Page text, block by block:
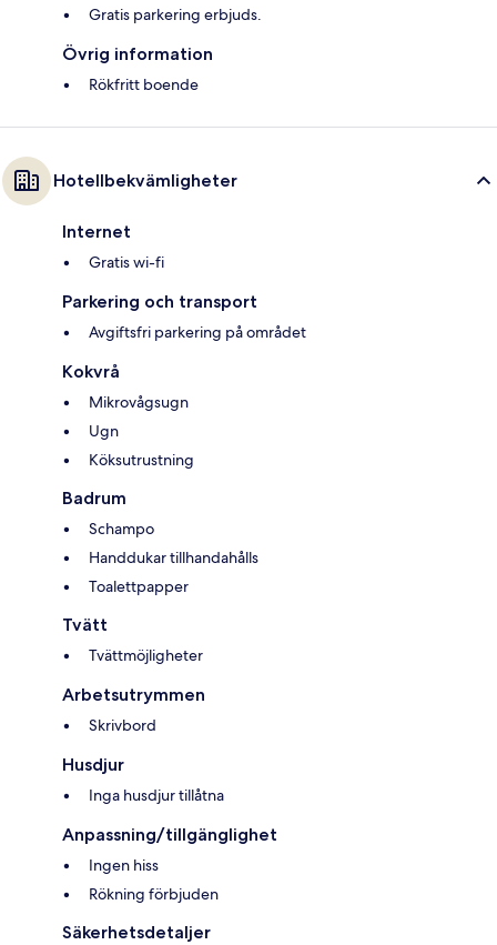
Gratis parkering erbjuds.
Övrig information
Rökfritt boende
Hotellbekvämligheter
Internet
Gratis wi-fi
Parkering och transport
Avgiftsfri parkering på området
Kokvrå
Mikrovågsugn
Ugn
Köksutrustning
Badrum
Schampo
Handdukar tillhandahålls
Toalettpapper
Tvätt
Tvättmöjligheter
Arbetsutrymmen
Skrivbord
Husdjur
Inga husdjur tillåtna
Anpassning/tillgänglighet
Ingen hiss
Rökning förbjuden
Säkerhetsdetaljer